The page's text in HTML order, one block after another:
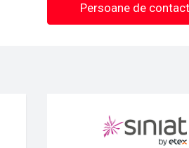
Persoane de contact